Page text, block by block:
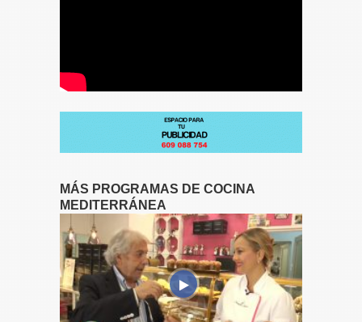
MÁS PROGRAMAS DE COCINA
MEDITERRÁNEA